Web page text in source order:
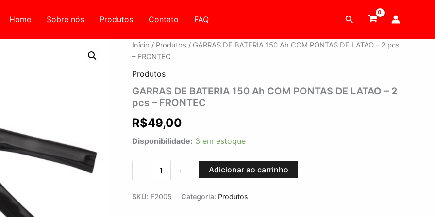
Home Sobre nós Produtos Contato FAQ Pesquisar
Início / Produtos / GARRAS DE BATERIA 150 Ah COM PONTAS DE LATAO – 2 pcs
– FRONTEC
Produtos
GARRAS DE BATERIA 150 Ah COM PONTAS DE LATAO – 2
pcs – FRONTEC
R$49,00
Disponibilidade: 3 em estoque
-
GARRAS
DE
150
COM
PONTAS
LATAO
2
-
FRONTEC
quantidade
+ Adicionar ao carrinho
SKU: F2005 Categoria: Produtos